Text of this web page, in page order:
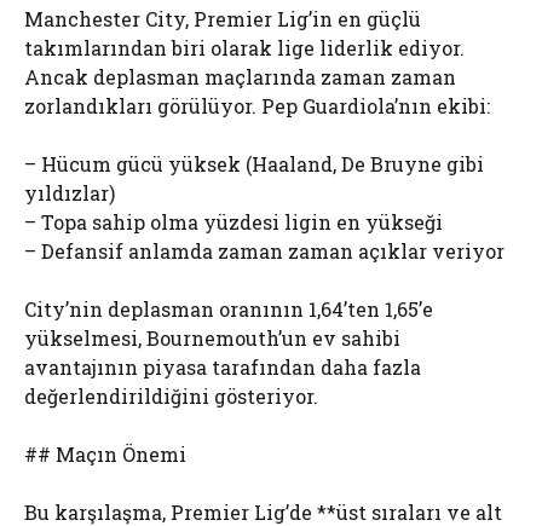
Manchester City, Premier Lig’in en güçlü
takımlarından biri olarak lige liderlik ediyor.
Ancak deplasman maçlarında zaman zaman
zorlandıkları görülüyor. Pep Guardiola’nın ekibi:
– Hücum gücü yüksek (Haaland, De Bruyne gibi
yıldızlar)
– Topa sahip olma yüzdesi ligin en yükseği
– Defansif anlamda zaman zaman açıklar veriyor
City’nin deplasman oranının 1,64’ten 1,65’e
yükselmesi, Bournemouth’un ev sahibi
avantajının piyasa tarafından daha fazla
değerlendirildiğini gösteriyor.
## Maçın Önemi
Bu karşılaşma, Premier Lig’de **üst sıraları ve alt